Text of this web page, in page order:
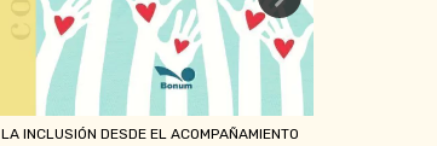
LA INCLUSIÓN DESDE EL ACOMPAÑAMIENTO